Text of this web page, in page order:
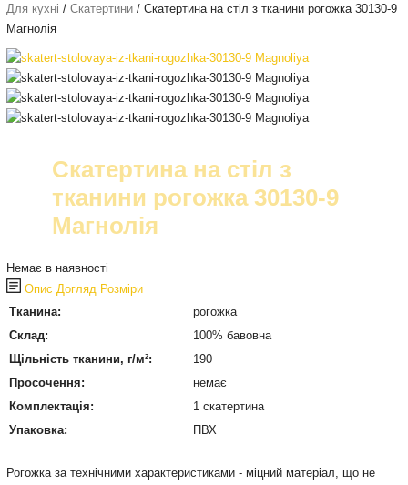
Для кухні / Скатертини/ Скатертина на стіл з тканини рогожка 30130-9
Магнолія
Скатертина на стіл з
тканини рогожка 30130-9
Магнолія
Немає в наявності
Опис Догляд Розміри
Тканина:
рогожка
Склад:
100% бавовна
Щільність тканини, г/м²:
190
Просочення:
немає
Комплектація:
1 скатертина
Упаковка:
ПВХ
Рогожка за технічними характеристиками - міцний матеріал, що не